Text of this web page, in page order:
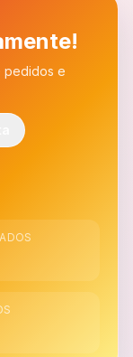
pedidos e